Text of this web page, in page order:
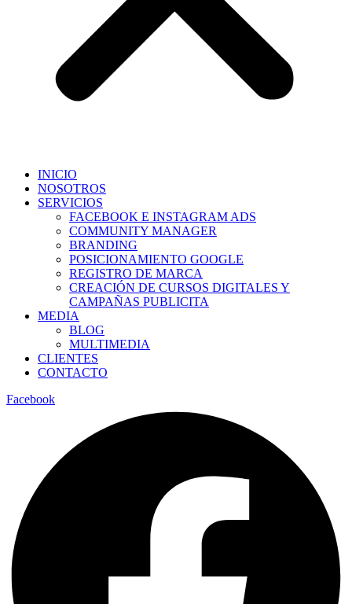
INICIO
NOSOTROS
SERVICIOS
FACEBOOK E INSTAGRAM ADS
COMMUNITY MANAGER
BRANDING
POSICIONAMIENTO GOOGLE
REGISTRO DE MARCA
CREACIÓN DE CURSOS DIGITALES Y
CAMPAÑAS PUBLICITA
MEDIA
BLOG
MULTIMEDIA
CLIENTES
CONTACTO
Facebook